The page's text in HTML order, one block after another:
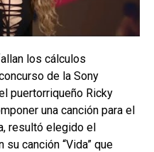
los cálculos
de la Sony
puertorriqueño Ricky
una canción para el
resultó elegido el
canción “Vida” que